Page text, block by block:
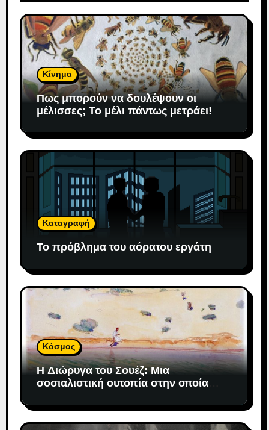
Κίνημα
Πως μπορούν να δουλέψουν οι
μέλισσες; To μέλι πάντως μετράει!
Καταγραφή
Το πρόβλημα του αόρατου εργάτη
Κόσμος
H Διώρυγα του Σουέζ: Μια
σοσιαλιστική ουτοπία στην οποία